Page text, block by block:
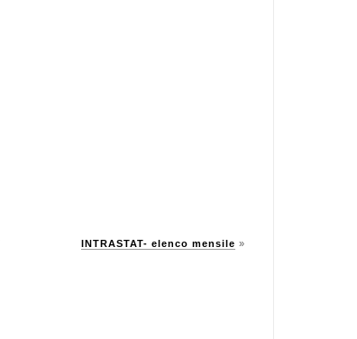
INTRASTAT- elenco mensile »